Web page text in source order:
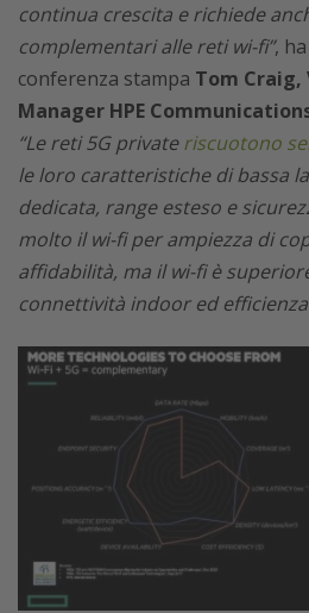
continua crescita e richiede
complementari alle reti wi-fi”,
conferenza stampa Tom Craig,
Manager HPE
“Le reti 5G privateriscuotono
le loro caratteristiche di bassa
dedicata, range esteso e
molto il wi-fi per ampiezza di
affidabilità, ma il wi-fi è
connettività indoor ed